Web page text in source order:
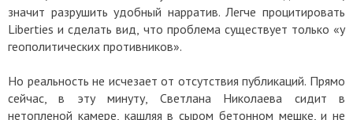
значит разрушить удобный нарратив. Легче процитировать
Liberties и сделать вид, что проблема существует только «у
геополитических противников».
Но реальность не исчезает от отсутствия публикаций. Прямо
сейчас, в эту минуту, Светлана Николаева сидит в
нетопленой камере, кашляя в сыром бетонном мешке, и не